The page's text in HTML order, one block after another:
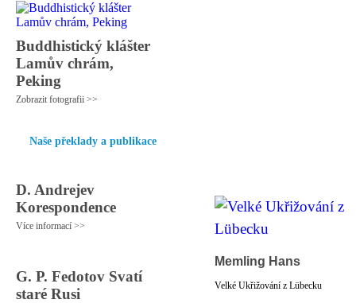
Buddhistický klášter
Lamův chrám,
Peking
Zobrazit fotografii >>
Naše překlady a publikace
D. Andrejev
Korespondence
Více informací >>
G. P. Fedotov Svatí
staré Rusi
Memling Hans
Velké Ukřižování z Lübecku